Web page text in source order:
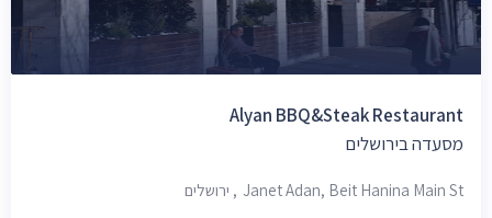
Alyan BBQ&Steak Restaurant
מסעדה בירושלים
Janet Adan, Beit Hanina Main St, ירושלים